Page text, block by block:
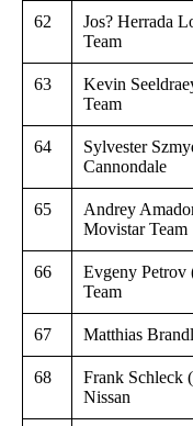
62
Jos? Herrada
Team
63
Kevin
Team
64
Sylvester
Cannondale
65
Andrey
Movistar Team
66
Evgeny Petrov
Team
67 Matthias
68
Frank Schleck
Nissan